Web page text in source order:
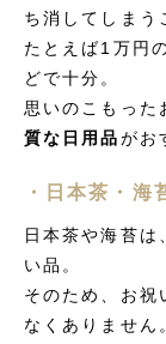
ち消してしまう
たとえば1万円
どで十分。
思いのこもった
質な日用品がお
・日本茶・海
日本茶や海苔は
い品。
そのため、お祝
なくありません